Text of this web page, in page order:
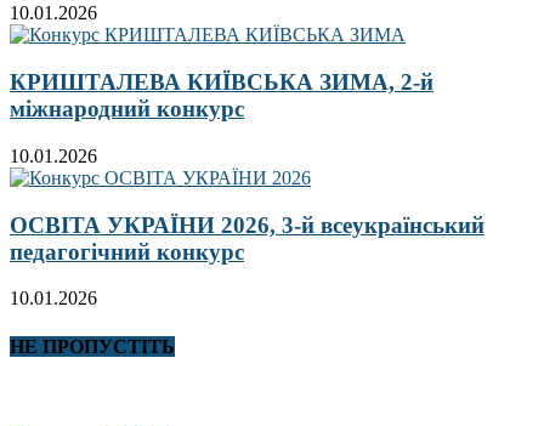
10.01.2026
КРИШТАЛЕВА КИЇВСЬКА ЗИМА, 2-й
міжнародний конкурс
10.01.2026
ОСВІТА УКРАЇНИ 2026, 3-й всеукраїнський
педагогічний конкурс
10.01.2026
НЕ ПРОПУСТІТЬ